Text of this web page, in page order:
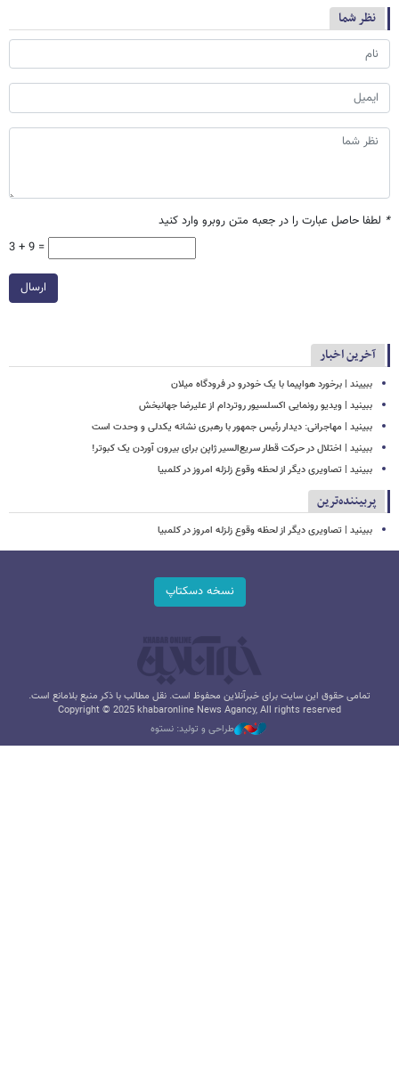
نظر شما
* لطفا حاصل عبارت را در جعبه متن روبرو وارد کنید
3 + 9 =
ارسال
آخرین اخبار
ببییند | برخورد هواپیما با یک خودرو در فرودگاه میلان
ببینید | ویدیو رونمایی اکسلسیور روتردام از علیرضا جهانبخش
ببینید | مهاجرانی: دیدار رئیس جمهور با رهبری نشانه یکدلی و وحدت است
ببینید | اختلال در حرکت قطار سریع‌السیر ژاپن برای بیرون آوردن یک کبوتر!
ببینید | تصاویری دیگر از لحظه وقوع زلزله امروز در کلمبیا
پربیننده‌ترین
ببینید | تصاویری دیگر از لحظه وقوع زلزله امروز در کلمبیا
نسخه دسکتاپ
تمامی حقوق این سایت برای خبرآنلاین محفوظ است. نقل مطالب با ذکر منبع بلامانع است.
Copyright © 2025 khabaronline News Agancy, All rights reserved
طراحی و تولید: نستوه